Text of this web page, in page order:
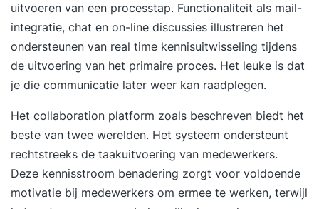
uitvoeren van een processtap. Functionaliteit als mail-
integratie, chat en on-line discussies illustreren het
ondersteunen van real time kennisuitwisseling tijdens
de uitvoering van het primaire proces. Het leuke is dat
je die communicatie later weer kan raadplegen.
Het collaboration platform zoals beschreven biedt het
beste van twee werelden. Het systeem ondersteunt
rechtstreeks de taakuitvoering van medewerkers.
Deze kennisstroom benadering zorgt voor voldoende
motivatie bij medewerkers om ermee te werken, terwijl